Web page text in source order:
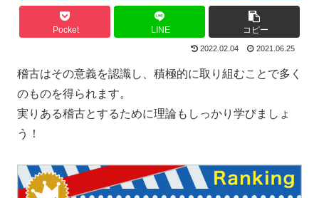
Pocket LINE コピー
2022.02.04 2021.06.25
稽古はその意義を認識し、積極的に取り組むことで多く
のものを得られます。
実りある稽古とするために理論もしっかり学びましょ
う！